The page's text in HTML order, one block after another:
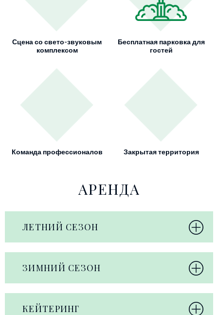
Сцена со свето-звуковым
комплексом
Бесплатная парковка для
гостей
Команда профессионалов Закрытая территория
АРЕНДА
ЛЕТНИЙ СЕЗОН
ЗИМНИЙ СЕЗОН
КЕЙТЕРИНГ